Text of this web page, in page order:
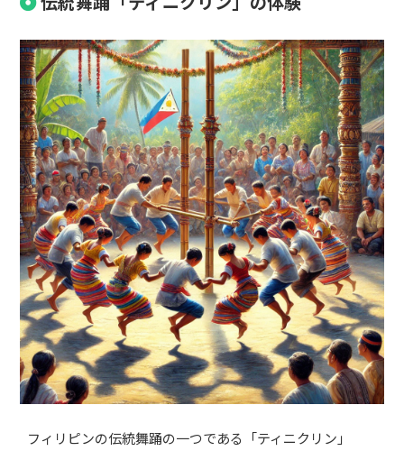
フィリピンの伝統舞踊の一つである「ティニクリン」